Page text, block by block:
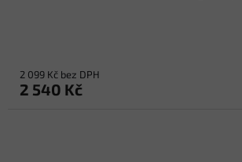
2 099 Kč bez DPH
2 540 Kč